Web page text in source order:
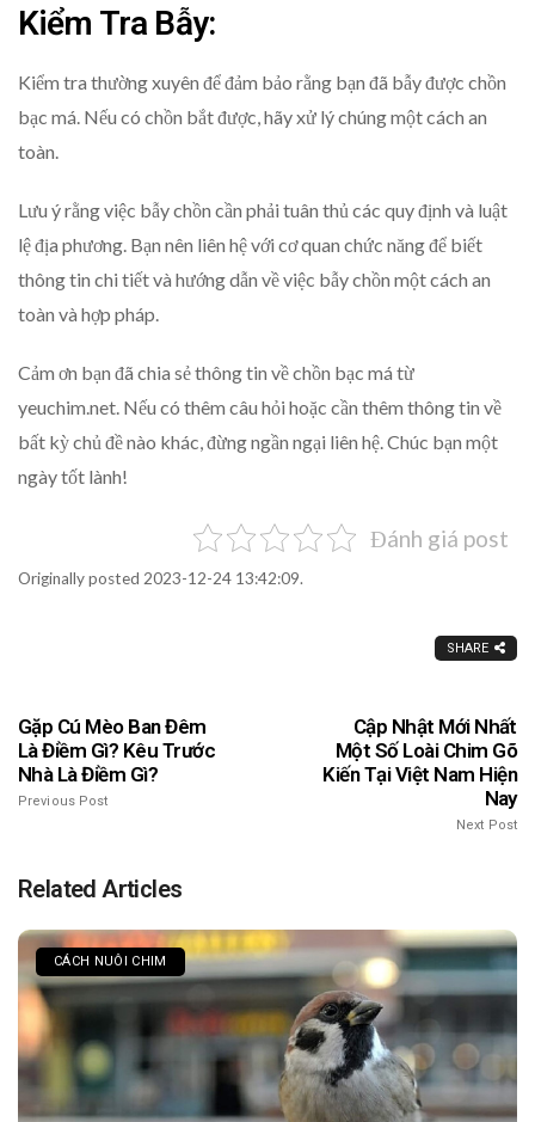
Kiểm Tra Bẫy:
Kiểm tra thường xuyên để đảm bảo rằng bạn đã bẫy được chồn
bạc má. Nếu có chồn bắt được, hãy xử lý chúng một cách an
toàn.
Lưu ý rằng việc bẫy chồn cần phải tuân thủ các quy định và luật
lệ địa phương. Bạn nên liên hệ với cơ quan chức năng để biết
thông tin chi tiết và hướng dẫn về việc bẫy chồn một cách an
toàn và hợp pháp.
Cảm ơn bạn đã chia sẻ thông tin về chồn bạc má từ
yeuchim.net. Nếu có thêm câu hỏi hoặc cần thêm thông tin về
bất kỳ chủ đề nào khác, đừng ngần ngại liên hệ. Chúc bạn một
ngày tốt lành!
Đánh giá post
Originally posted 2023-12-24 13:42:09.
SHARE
Gặp Cú Mèo Ban Đêm
Là Điềm Gì? Kêu Trước
Nhà Là Điềm Gì?
Previous Post
Cập Nhật Mới Nhất
Một Số Loài Chim Gõ
Kiến Tại Việt Nam Hiện
Nay
Next Post
Related Articles
CÁCH NUÔI CHIM